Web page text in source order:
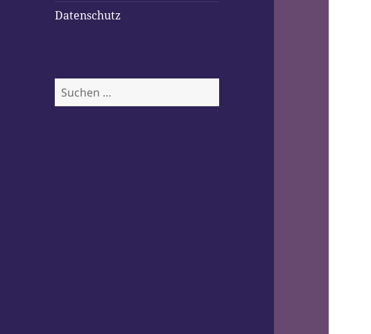
Datenschutz
Suchen
nach: